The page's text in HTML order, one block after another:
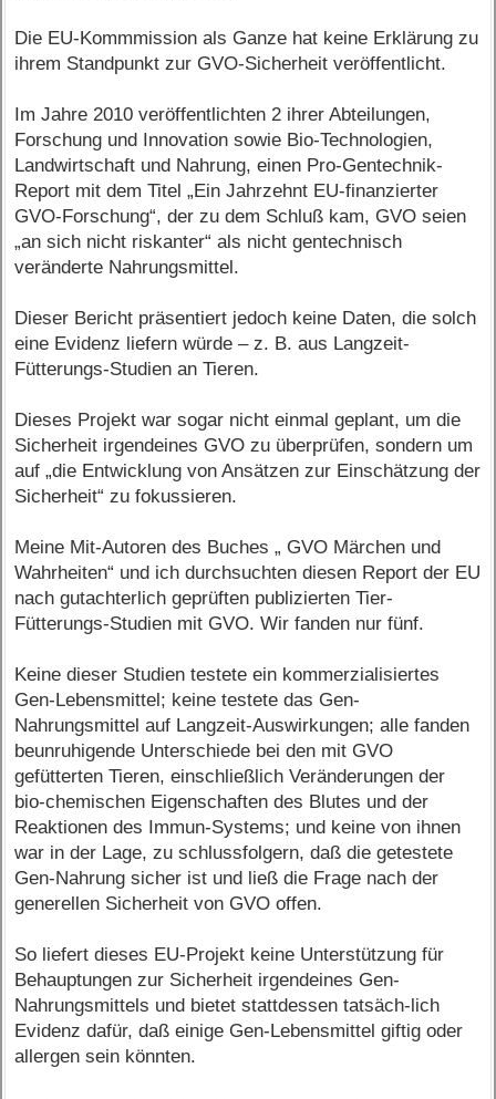
Die EU-Kommmission als Ganze hat keine Erklärung zu
ihrem Standpunkt zur GVO-Sicherheit veröffentlicht.
Im Jahre 2010 veröffentlichten 2 ihrer Abteilungen,
Forschung und Innovation sowie Bio-Technologien,
Landwirtschaft und Nahrung, einen Pro-Gentechnik-
Report mit dem Titel „Ein Jahrzehnt EU-finanzierter
GVO-Forschung“, der zu dem Schluß kam, GVO seien
„an sich nicht riskanter“ als nicht gentechnisch
veränderte Nahrungsmittel.
Dieser Bericht präsentiert jedoch keine Daten, die solch
eine Evidenz liefern würde – z. B. aus Langzeit-
Fütterungs-Studien an Tieren.
Dieses Projekt war sogar nicht einmal geplant, um die
Sicherheit irgendeines GVO zu überprüfen, sondern um
auf „die Entwicklung von Ansätzen zur Einschätzung der
Sicherheit“ zu fokussieren.
Meine Mit-Autoren des Buches „ GVO Märchen und
Wahrheiten“ und ich durchsuchten diesen Report der EU
nach gutachterlich geprüften publizierten Tier-
Fütterungs-Studien mit GVO. Wir fanden nur fünf.
Keine dieser Studien testete ein kommerzialisiertes
Gen-Lebensmittel; keine testete das Gen-
Nahrungsmittel auf Langzeit-Auswirkungen; alle fanden
beunruhigende Unterschiede bei den mit GVO
gefütterten Tieren, einschließlich Veränderungen der
bio-chemischen Eigenschaften des Blutes und der
Reaktionen des Immun-Systems; und keine von ihnen
war in der Lage, zu schlussfolgern, daß die getestete
Gen-Nahrung sicher ist und ließ die Frage nach der
generellen Sicherheit von GVO offen.
So liefert dieses EU-Projekt keine Unterstützung für
Behauptungen zur Sicherheit irgendeines Gen-
Nahrungsmittels und bietet stattdessen tatsäch-lich
Evidenz dafür, daß einige Gen-Lebensmittel giftig oder
allergen sein könnten.